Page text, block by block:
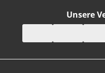
Unsere